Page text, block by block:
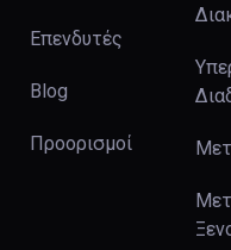
Επενδυτές
Blog
Προορισμοί